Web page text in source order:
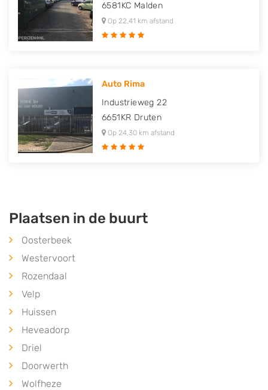
6581KC Malden
Op 22,41 km afstand
Auto Rima
Industrieweg 22
6651KR Druten
Op 24,30 km afstand
Plaatsen in de buurt
Oosterbeek
Westervoort
Rozendaal
Velp
Huissen
Heveadorp
Driel
Doorwerth
Wolfheze